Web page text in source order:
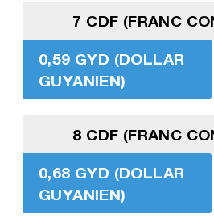
7 CDF (FRANC
0,59 GYD (DOLLAR
GUYANIEN)
8 CDF (FRANC
0,68 GYD (DOLLAR
GUYANIEN)